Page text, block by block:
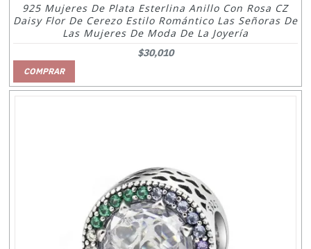
925 Mujeres De Plata Esterlina Anillo Con Rosa CZ
Daisy Flor De Cerezo Estilo Romántico Las Señoras De
Las Mujeres De Moda De La Joyería
$30,010
COMPRAR